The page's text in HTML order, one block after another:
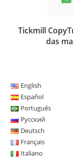
Tickmill
das
English
Español
Português
Русский
Deutsch
Français
Italiano